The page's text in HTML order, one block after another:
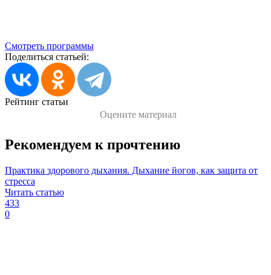
Смотреть программы
Поделиться статьей:
Рейтинг статьи
Оцените материал
Рекомендуем к прочтению
Практика здорового дыхания. Дыхание йогов, как защита от
стресса
Читать статью
433
0